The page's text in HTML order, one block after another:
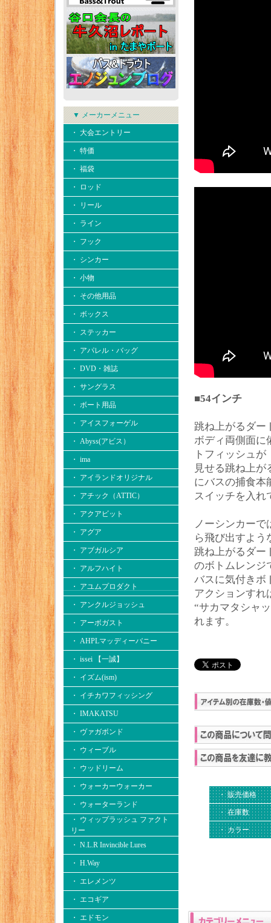
▼ メーカーメニュー
・ 大会エントリー
・ 特価
・ 福袋
・ ロッド
・ リール
・ ライン
・ フック
・ シンカー
・ 小物
・ その他用品
・ ボックス
・ ステッカー
・ アパレル・バッグ
・ DVD・雑誌
・ サングラス
・ ボート用品
・ アイスフォーゲル
・ Abyss(アビス）
・ ima
・ アイランドオリジナル
・ アチック（ATTIC）
・ アクアビット
・ アグア
・ アブガルシア
・ アルフハイト
・ アユムプロダクト
・ アンクルジョッシュ
・ アーボガスト
・ AHPLマッディーバニー
・ issei 【一誠】
・ イズム(ism)
・ イチカワフィッシング
・ IMAKATSU
・ ヴァガボンド
・ ウィーブル
・ ウッドリーム
・ ウォーカーウォーカー
・ ウォーターランド
・ ウィップラッシュ ファクト
リー
・ N.L.R Invincible Lures
・ H.Way
・ エレメンツ
・ エコギア
・ エドモン
■54インチ
跳ね上がるダー
ボディ両側面に
トフィッシュが
見せる跳ね上
にバスの捕食本
スイッチを入れ
ノーシンカー
ら飛び出すよう
跳ね上がるダー
のボトムレンジ
バスに気付きボ
アクションすれ
“サカマタシャ
れます。
・ 販売価格
・ 在庫数
・ カラー